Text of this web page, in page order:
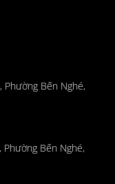
Phường Bến Nghé,
Phường Bến Nghé,